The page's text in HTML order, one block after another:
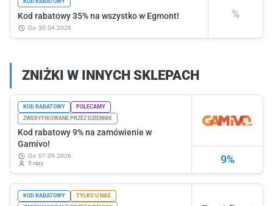
%
KOD RABATOWY
Kod rabatowy 35% na wszystko w Egmont!
do 30.04.2026
ZNIŻKI W INNYCH SKLEPACH
9%
KOD RABATOWY
POLECAMY
ZWERYFIKOWANE PRZEZ DZIENNIK
Kod rabatowy 9% na zamówienie w
Gamivo!
do 07.09.2026
5 razy
KOD RABATOWY
TYLKO U NAS